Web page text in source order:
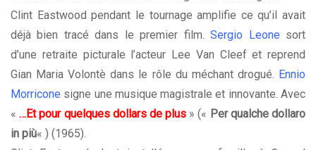
Clint Eastwood pendant le tournage amplifie ce qu’il avait
déjà bien tracé dans le premier film.Sergio Leone sort
d’une retraite picturale l’acteur Lee Van Cleef et reprend
Gian Maria Volontè dans le rôle du méchant drogué. Ennio
Morricone signe une musique magistrale et innovante. Avec
«…Et pour quelques dollars de plus » (« Per qualche dollaro
in più« ) (1965).